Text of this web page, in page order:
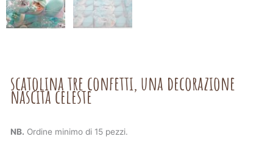
scatolina tre confetti, una decorazione
nascita celeste
NB. Ordine minimo di 15 pezzi.